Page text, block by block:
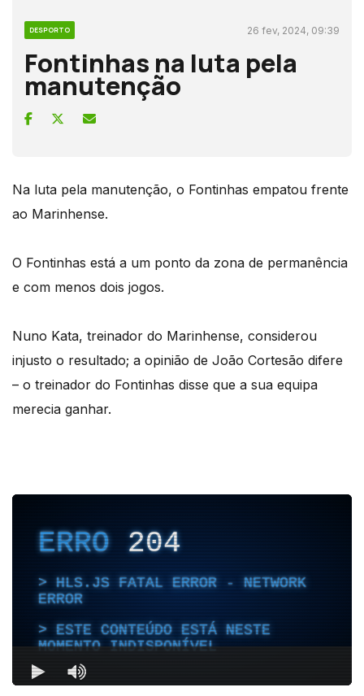
DESPORTO 26 fev, 2024, 09:39
Fontinhas na luta pela
manutenção
Na luta pela manutenção, o Fontinhas empatou frente
ao Marinhense.
O Fontinhas está a um ponto da zona de permanência
e com menos dois jogos.
Nuno Kata, treinador do Marinhense, considerou
injusto o resultado; a opinião de João Cortesão difere
– o treinador do Fontinhas disse que a sua equipa
merecia ganhar.